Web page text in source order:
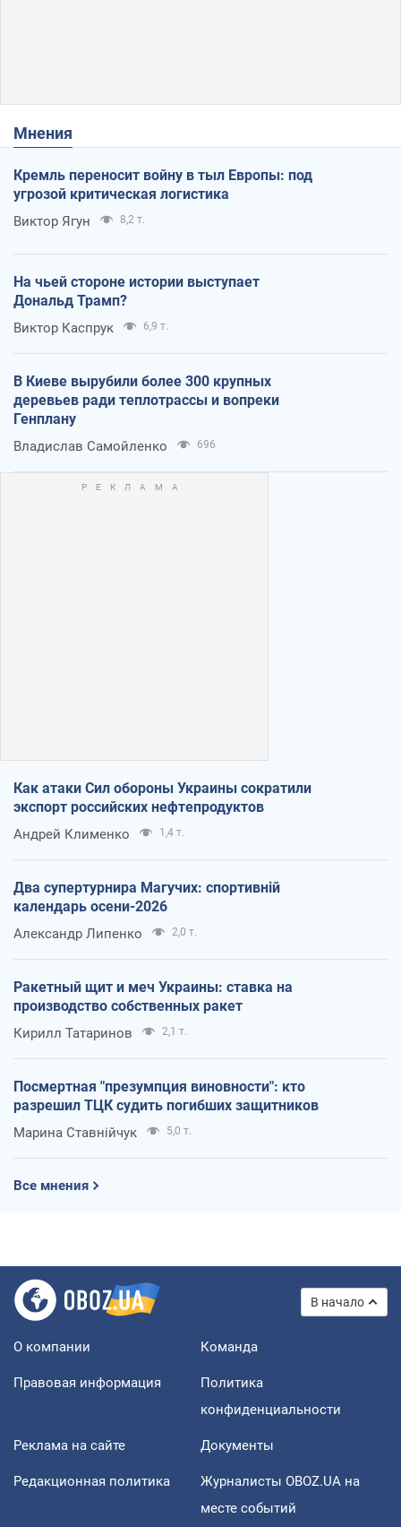
Мнения
Кремль переносит войну в тыл Европы: под
угрозой критическая логистика
Виктор Ягун 8,2 т.
На чьей стороне истории выступает
Дональд Трамп?
Виктор Каспрук 6,9 т.
В Киеве вырубили более 300 крупных
деревьев ради теплотрассы и вопреки
Генплану
Владислав Самойленко 696
Как атаки Сил обороны Украины сократили
экспорт российских нефтепродуктов
Андрей Клименко 1,4 т.
Два супертурнира Магучих: спортивній
календарь осени-2026
Александр Липенко 2,0 т.
Ракетный щит и меч Украины: ставка на
производство собственных ракет
Кирилл Татаринов 2,1 т.
Посмертная "презумпция виновности": кто
разрешил ТЦК судить погибших защитников
Марина Ставнійчук 5,0 т.
Все мнения
В начало
О компании Команда
Правовая информация
Политика
конфиденциальности
Реклама на сайте Документы
Редакционная политика
Журналисты OBOZ.UA на
месте событий